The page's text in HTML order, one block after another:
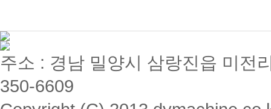
주소 : 경남 밀양시 삼랑진읍 미전
350-6609